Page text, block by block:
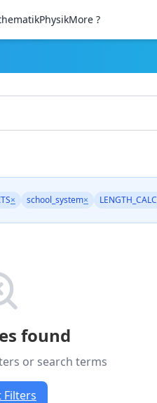
PhysikMore ?
× school_system× LENGTH_CALC
found
or search terms
Filters